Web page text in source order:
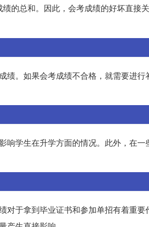
的总和。因此，会考成绩的好坏直接
绩。如果会考成绩不合格，就需要进行
响学生在升学方面的情况。此外，在一
对于拿到毕业证书和参加单招有着重要